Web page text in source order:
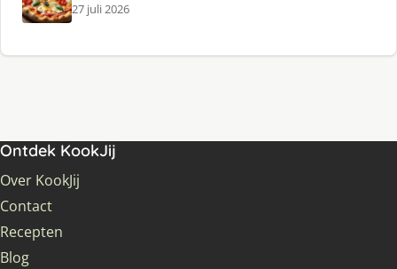
27 juli 2026
Ontdek KookJij
Over KookJij
Contact
Recepten
Blog